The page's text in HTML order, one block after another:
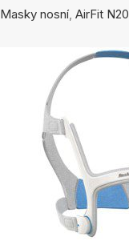
Masky nosní, AirFit N20